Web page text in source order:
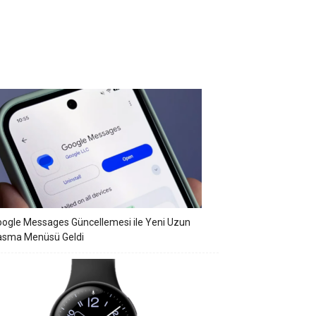
Messages Güncellemesi ile Yeni Uzun
Menüsü Geldi